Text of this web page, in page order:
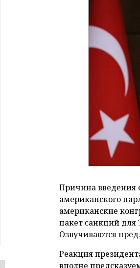
Причина введения
американского
американские
пакет санкций для
Озвучиваются
Реакция
вполне